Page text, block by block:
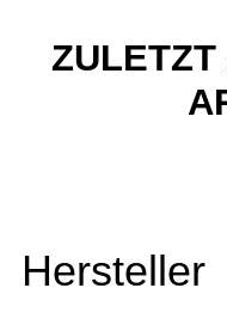
ZULETZT
Hersteller